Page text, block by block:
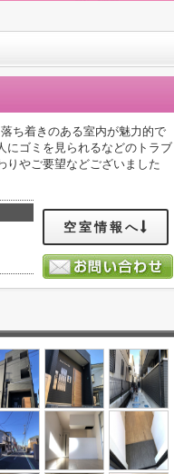
ち着きのある室内が魅力的で
ゴミを見られるなどのトラブ
やご要望などございました
空室情報へ